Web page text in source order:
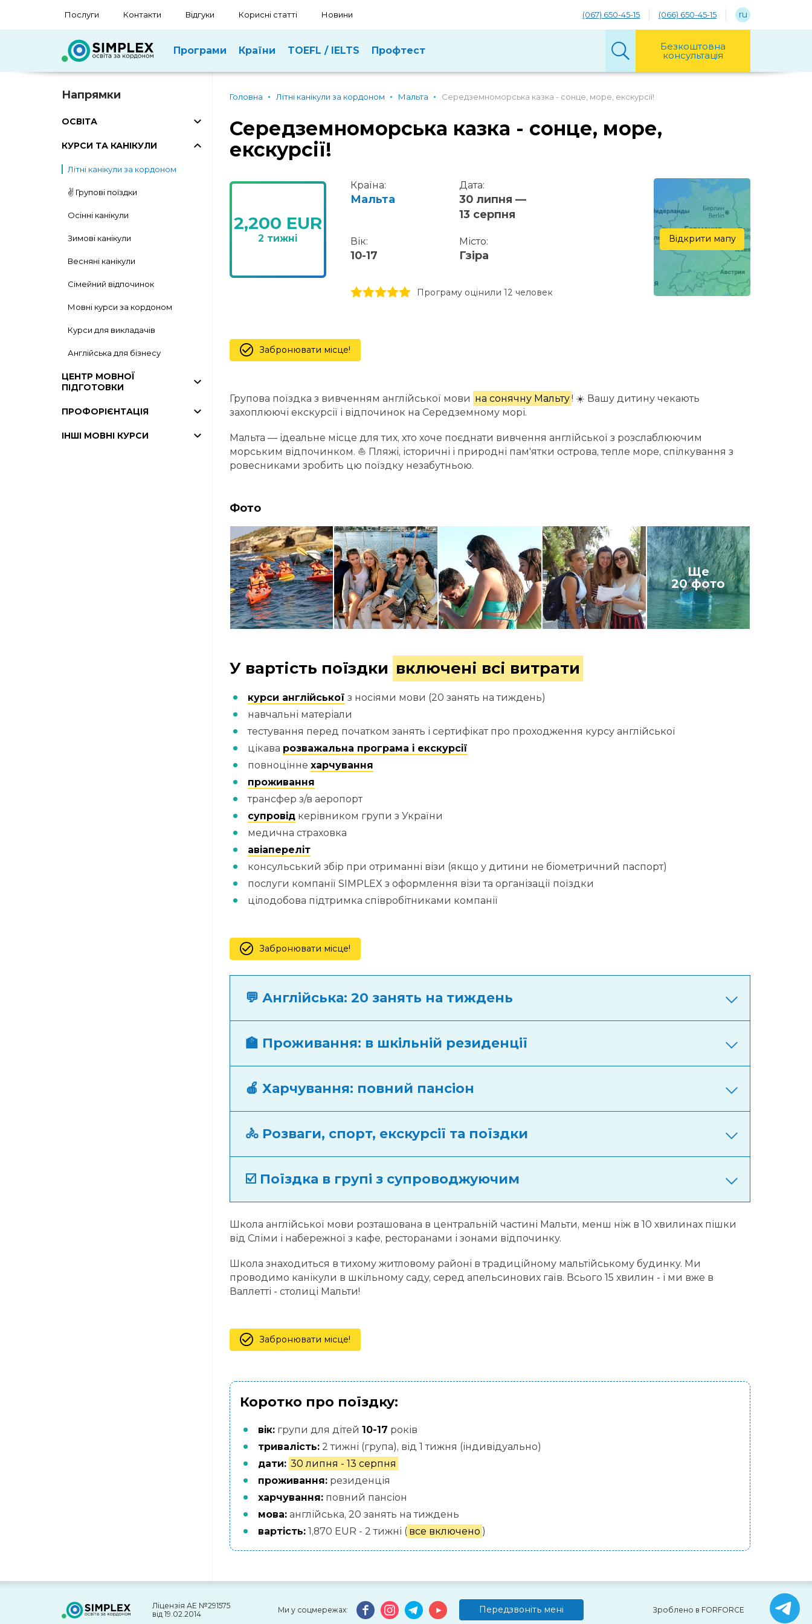
Послуги Контакти Відгуки Корисні статті Новини (067) 650-45-15 (066) 650-45-15 ru
Програми Країни TOEFL / IELTS Профтест Безкоштовна
консультація
Напрямки
ОСВІТА
КУРСИ ТА КАНІКУЛИ
Літні канікули за кордоном
✌️ Групові поїздки
Осінні канікули
Зимові канікули
Весняні канікули
Сімейний відпочинок
Мовні курси за кордоном
Курси для викладачів
Англійська для бізнесу
ЦЕНТР МОВНОЇ
ПІДГОТОВКИ
ПРОФОРІЄНТАЦІЯ
ІНШІ МОВНІ КУРСИ
Головна Літні канікули за кордоном Мальта Середземноморська казка - сонце, море, екскурсії!
Середземноморська казка - сонце, море,
екскурсії!
2,200 EUR
2 тижні
Країна:
Мальта
Дата:
30 липня —
13 серпня
Вік:
10-17
Місто:
Гзіра
5 stars
4 stars
3 stars
2 stars
1 stars Програму оцінили 12 человек
Відкрити мапу
Забронювати місце!
Групова поїздка з вивченням англійської мови на сонячну Мальту! ☀️ Вашу дитину чекають
захоплюючі екскурсії і відпочинок на Середземному морі.
Мальта — ідеальне місце для тих, хто хоче поєднати вивчення англійської з розслаблюючим
морським відпочинком. ⛵ Пляжі, історичні і природні пам'ятки острова, тепле море, спілкування з
ровесниками зробить цю поїздку незабутньою.
Фото
Ще
20 фото
У вартість поїздки включені всі витрати
курси англійської з носіями мови (20 занять на тиждень)
навчальні матеріали
тестування перед початком занять і сертифікат про проходження курсу англійської
цікава розважальна програма і екскурсії
повноцінне харчування
проживання
трансфер з/в аеропорт
супровідкерівником групи з України
медична страховка
авіапереліт
консульський збір при отриманні візи (якщо у дитини не біометричний паспорт)
послуги компанії SIMPLEX з оформлення візи та організації поїздки
цілодобова підтримка співробітниками компанії
Забронювати місце!
💬 Англійська: 20 занять на тиждень
🏫 Проживання: в шкільній резиденції
🍎 Харчування: повний пансіон
🚴 Розваги, спорт, екскурсії та поїздки
☑️ Поїздка в групі з супроводжуючим
Школа англійської мови розташована в центральній частині Мальти, менш ніж в 10 хвилинах пішки
від Сліми і набережної з кафе, ресторанами і зонами відпочинку.
Школа знаходиться в тихому житловому районі в традиційному мальтійському будинку. Ми
проводимо канікули в шкільному саду, серед апельсинових гаїв. Всього 15 хвилин - і ми вже в
Валлетті - столиці Мальти!
Забронювати місце!
Коротко про поїздку:
вік:групи для дітей 10-17 років
тривалість:2 тижні (група), від 1 тижня (індивідуально)
дати: 30 липня - 13 серпня
проживання:резиденція
харчування:повний пансіон
мова:англійська, 20 занять на тиждень
вартість:1,870 EUR - 2 тижні ( все включено )
Ліцензія АЕ №291575
від 19.02.2014
Передзвоніть мені
Ми у соцмережах: Зроблено в FORFORCE